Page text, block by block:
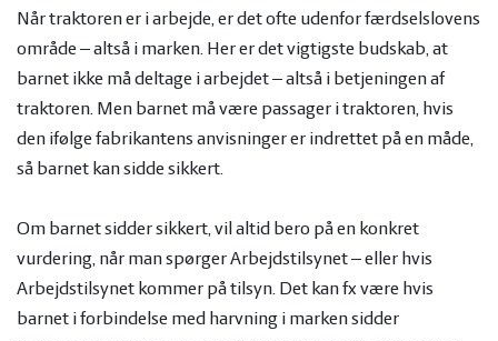
Når traktoren er i arbejde, er det ofte udenfor færdselslovens
område – altså i marken. Her er det vigtigste budskab, at
barnet ikke må deltage i arbejdet – altså i betjeningen af
traktoren. Men barnet må være passager i traktoren, hvis
den ifølge fabrikantens anvisninger er indrettet på en måde,
så barnet kan sidde sikkert.
Om barnet sidder sikkert, vil altid bero på en konkret
vurdering, når man spørger Arbejdstilsynet – eller hvis
Arbejdstilsynet kommer på tilsyn. Det kan fx være hvis
barnet i forbindelse med harvning i marken sidder